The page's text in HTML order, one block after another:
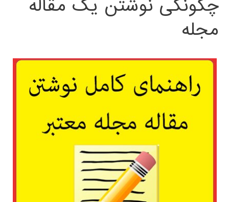
چگونگی نوشتن یک مقاله
مجله